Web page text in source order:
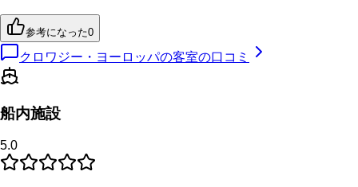
参考になった0
クロワジー・ヨーロッパの客室の口コミ
船内施設
5.0